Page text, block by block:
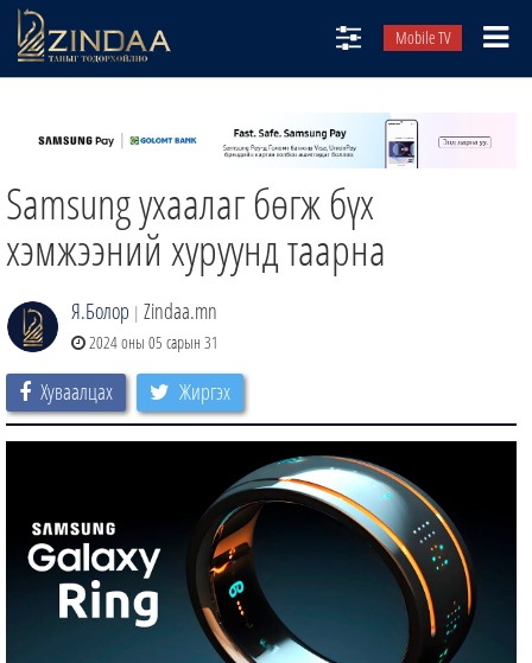
Mobile TV
ТВ8
ӨГЛӨӨНИЙ СОНИН
АУДИО ЗОХИОЛ
Samsung ухаалаг бөгж бүх
хэмжээний хуруунд таарна
Я.Болор | Zindaa.mn
2024 оны 05 сарын 31
Хуваалцах Жиргэх